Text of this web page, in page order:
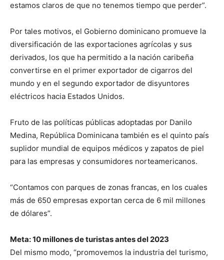
estamos claros de que no tenemos tiempo que perder”.
Por tales motivos, el Gobierno dominicano promueve la
diversificación de las exportaciones agrícolas y sus
derivados, los que ha permitido a la nación caribeña
convertirse en el primer exportador de cigarros del
mundo y en el segundo exportador de disyuntores
eléctricos hacia Estados Unidos.
Fruto de las políticas públicas adoptadas por Danilo
Medina, República Dominicana también es el quinto país
suplidor mundial de equipos médicos y zapatos de piel
para las empresas y consumidores norteamericanos.
“Contamos con parques de zonas francas, en los cuales
más de 650 empresas exportan cerca de 6 mil millones
de dólares”.
Meta: 10 millones de turistas antes del 2023
Del mismo modo, “promovemos la industria del turismo,